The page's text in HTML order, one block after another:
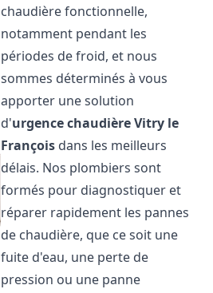
chaudière fonctionnelle,
notamment pendant les
périodes de froid, et nous
sommes déterminés à vous
apporter une solution
d'urgence chaudièreVitry le
François dans les meilleurs
délais. Nos plombiers sont
formés pour diagnostiquer et
réparer rapidement les pannes
de chaudière, que ce soit une
fuite d'eau, une perte de
pression ou une panne